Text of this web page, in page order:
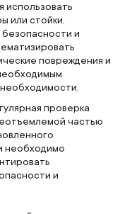
использовать
или стойки,
и
повреждения и
проверка
частью
необходимо
и